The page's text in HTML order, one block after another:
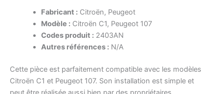
Fabricant :Citroën, Peugeot
Modèle :Citroën C1, Peugeot 107
Codes produit :2403AN
Autres références :N/A
Cette pièce est parfaitement compatible avec les modèles
Citroën C1 et Peugeot 107. Son installation est simple et